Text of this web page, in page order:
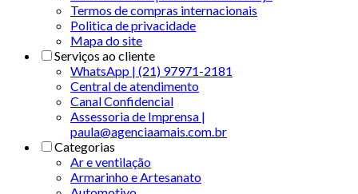
Termos de compras internacionais
Politica de privacidade
Mapa do site
Serviços ao cliente
WhatsApp | (21) 97971-2181
Central de atendimento
Canal Confidencial
Assessoria de Imprensa |
paula@agenciaamais.com.br
Categorias
Ar e ventilação
Armarinho e Artesanato